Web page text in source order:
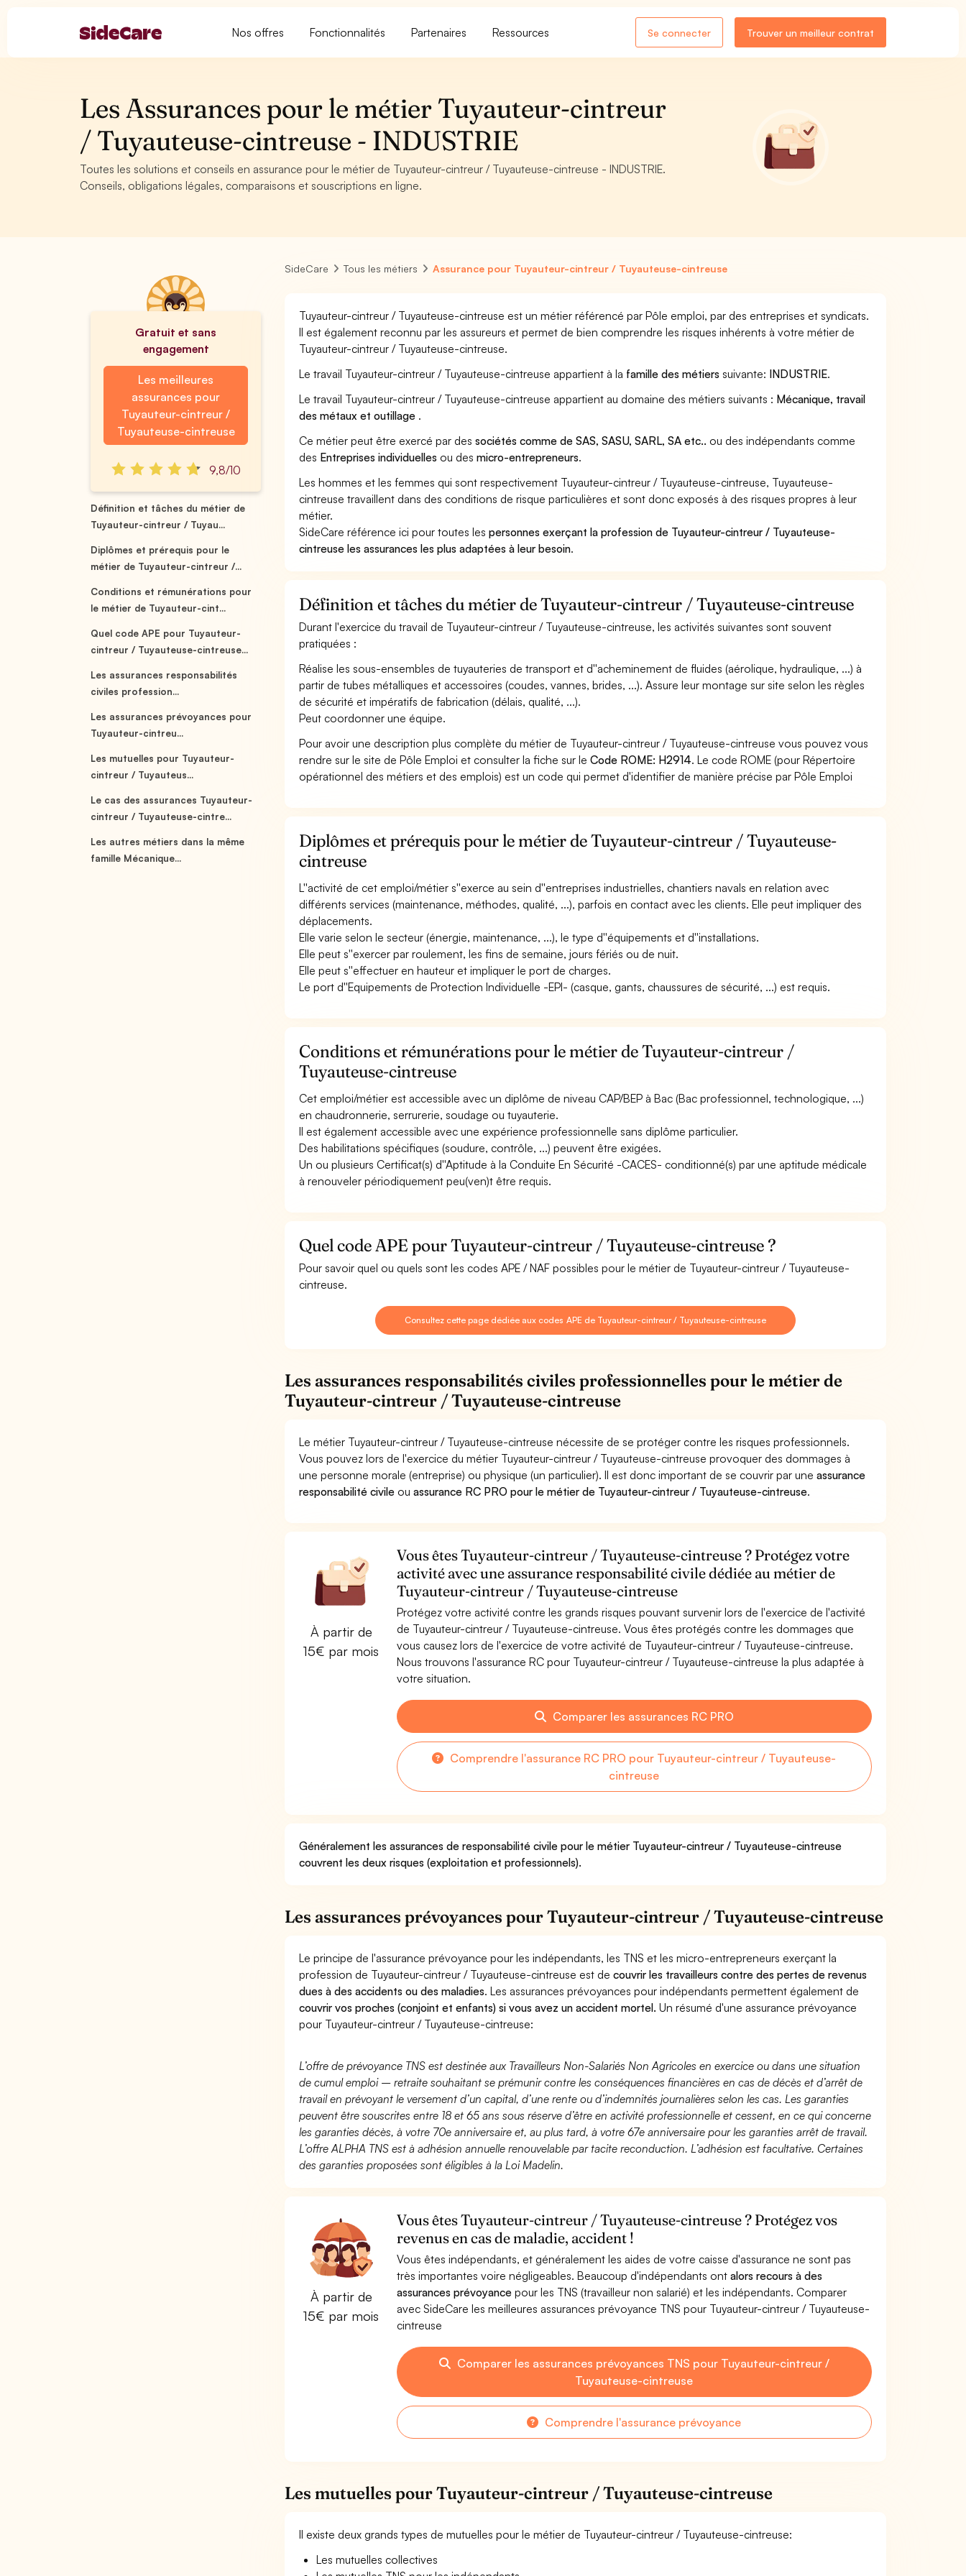
Nos offres Fonctionnalités Partenaires Ressources Se connecter Trouver un meilleur contrat
Les Assurances pour le métier Tuyauteur-cintreur
/ Tuyauteuse-cintreuse - INDUSTRIE
Toutes les solutions et conseils en assurance pour le métier de Tuyauteur-cintreur / Tuyauteuse-cintreuse - INDUSTRIE.
Conseils, obligations légales, comparaisons et souscriptions en ligne.
Gratuit et sans
engagement
Les meilleures
assurances pour
Tuyauteur-cintreur /
Tuyauteuse-cintreuse
9,8/10
Définition et tâches du métier de
Tuyauteur-cintreur / Tuyau...
Diplômes et prérequis pour le
métier de Tuyauteur-cintreur /...
Conditions et rémunérations pour
le métier de Tuyauteur-cint...
Quel code APE pour Tuyauteur-
cintreur / Tuyauteuse-cintreuse...
Les assurances responsabilités
civiles profession...
Les assurances prévoyances pour
Tuyauteur-cintreu...
Les mutuelles pour Tuyauteur-
cintreur / Tuyauteus...
Le cas des assurances Tuyauteur-
cintreur / Tuyauteuse-cintre...
Les autres métiers dans la même
famille Mécanique...
SideCare Tous les métiers Assurance pour Tuyauteur-cintreur / Tuyauteuse-cintreuse
Tuyauteur-cintreur / Tuyauteuse-cintreuse est un métier référencé par Pôle emploi, par des entreprises et syndicats.
Il est également reconnu par les assureurs et permet de bien comprendre les risques inhérents à votre métier de
Tuyauteur-cintreur / Tuyauteuse-cintreuse.
Le travail Tuyauteur-cintreur / Tuyauteuse-cintreuse appartient à la famille des métiers suivante: INDUSTRIE.
Le travail Tuyauteur-cintreur / Tuyauteuse-cintreuse appartient au domaine des métiers suivants : Mécanique, travail
des métaux et outillage .
Ce métier peut être exercé par dessociétés comme de SAS, SASU, SARL, SA etc.. ou des indépendants comme
des Entreprises individuelles ou desmicro-entrepreneurs.
Les hommes et les femmes qui sont respectivement Tuyauteur-cintreur / Tuyauteuse-cintreuse, Tuyauteuse-
cintreuse travaillent dans des conditions de risque particulières et sont donc exposés à des risques propres à leur
métier.
SideCare référence ici pour toutes lespersonnes exerçant la profession de Tuyauteur-cintreur / Tuyauteuse-
cintreuse les assurances les plus adaptées à leur besoin.
Définition et tâches du métier de Tuyauteur-cintreur / Tuyauteuse-cintreuse
Durant l'exercice du travail de Tuyauteur-cintreur / Tuyauteuse-cintreuse, les activités suivantes sont souvent
pratiquées :
Réalise les sous-ensembles de tuyauteries de transport et d''acheminement de fluides (aérolique, hydraulique, ...) à
partir de tubes métalliques et accessoires (coudes, vannes, brides, ...). Assure leur montage sur site selon les règles
de sécurité et impératifs de fabrication (délais, qualité, ...).
Peut coordonner une équipe.
Pour avoir une description plus complète du métier de Tuyauteur-cintreur / Tuyauteuse-cintreuse vous pouvez vous
rendre sur le site de Pôle Emploi et consulter la fiche sur leCode ROME: H2914. Le code ROME (pour Répertoire
opérationnel des métiers et des emplois) est un code qui permet d'identifier de manière précise par Pôle Emploi
Diplômes et prérequis pour le métier de Tuyauteur-cintreur / Tuyauteuse-
cintreuse
L''activité de cet emploi/métier s''exerce au sein d''entreprises industrielles, chantiers navals en relation avec
différents services (maintenance, méthodes, qualité, ...), parfois en contact avec les clients. Elle peut impliquer des
déplacements.
Elle varie selon le secteur (énergie, maintenance, ...), le type d''équipements et d''installations.
Elle peut s''exercer par roulement, les fins de semaine, jours fériés ou de nuit.
Elle peut s''effectuer en hauteur et impliquer le port de charges.
Le port d''Equipements de Protection Individuelle -EPI- (casque, gants, chaussures de sécurité, ...) est requis.
Conditions et rémunérations pour le métier de Tuyauteur-cintreur /
Tuyauteuse-cintreuse
Cet emploi/métier est accessible avec un diplôme de niveau CAP/BEP à Bac (Bac professionnel, technologique, ...)
en chaudronnerie, serrurerie, soudage ou tuyauterie.
Il est également accessible avec une expérience professionnelle sans diplôme particulier.
Des habilitations spécifiques (soudure, contrôle, ...) peuvent être exigées.
Un ou plusieurs Certificat(s) d''Aptitude à la Conduite En Sécurité -CACES- conditionné(s) par une aptitude médicale
à renouveler périodiquement peu(ven)t être requis.
Quel code APE pour Tuyauteur-cintreur / Tuyauteuse-cintreuse ?
Pour savoir quel ou quels sont les codes APE / NAF possibles pour le métier de Tuyauteur-cintreur / Tuyauteuse-
cintreuse.
Consultez cette page dédiée aux codes APE de Tuyauteur-cintreur / Tuyauteuse-cintreuse
Les assurances responsabilités civiles professionnelles pour le métier de
Tuyauteur-cintreur / Tuyauteuse-cintreuse
Le métier Tuyauteur-cintreur / Tuyauteuse-cintreuse nécessite de se protéger contre les risques professionnels.
Vous pouvez lors de l'exercice du métier Tuyauteur-cintreur / Tuyauteuse-cintreuse provoquer des dommages à
une personne morale (entreprise) ou physique (un particulier). Il est donc important de se couvrir par uneassurance
responsabilité civile ouassurance RC PRO pour le métier de Tuyauteur-cintreur / Tuyauteuse-cintreuse.
À partir de
15€ par mois
Vous êtes Tuyauteur-cintreur / Tuyauteuse-cintreuse ? Protégez votre
activité avec une assurance responsabilité civile dédiée au métier de
Tuyauteur-cintreur / Tuyauteuse-cintreuse
Protégez votre activité contre les grands risques pouvant survenir lors de l'exercice de l'activité
de Tuyauteur-cintreur / Tuyauteuse-cintreuse. Vous êtes protégés contre les dommages que
vous causez lors de l'exercice de votre activité de Tuyauteur-cintreur / Tuyauteuse-cintreuse.
Nous trouvons l'assurance RC pour Tuyauteur-cintreur / Tuyauteuse-cintreuse la plus adaptée à
votre situation.
Comparer les assurances RC PRO
Comprendre l'assurance RC PRO pour Tuyauteur-cintreur / Tuyauteuse-
cintreuse
Généralement les assurances de responsabilité civile pour le métier Tuyauteur-cintreur / Tuyauteuse-cintreuse
couvrent les deux risques (exploitation et professionnels).
Les assurances prévoyances pour Tuyauteur-cintreur / Tuyauteuse-cintreuse
Le principe de l'assurance prévoyance pour les indépendants, les TNS et les micro-entrepreneurs exerçant la
profession de Tuyauteur-cintreur / Tuyauteuse-cintreuse est decouvrir les travailleurs contre des pertes de revenus
dues à des accidents ou des maladies. Les assurances prévoyances pour indépendants permettent également de
couvrir vos proches (conjoint et enfants) si vous avez un accident mortel. Un résumé d'une assurance prévoyance
pour Tuyauteur-cintreur / Tuyauteuse-cintreuse:
L’offre de prévoyance TNS est destinée aux Travailleurs Non-Salariés Non Agricoles en exercice ou dans une situation
de cumul emploi – retraite souhaitant se prémunir contre les conséquences financières en cas de décès et d’arrêt de
travail en prévoyant le versement d’un capital, d’une rente ou d’indemnités journalières selon les cas. Les garanties
peuvent être souscrites entre 18 et 65 ans sous réserve d’être en activité professionnelle et cessent, en ce qui concerne
les garanties décès, à votre 70e anniversaire et, au plus tard, à votre 67e anniversaire pour les garanties arrêt de travail.
L’offre ALPHA TNS est à adhésion annuelle renouvelable par tacite reconduction. L’adhésion est facultative. Certaines
des garanties proposées sont éligibles à la Loi Madelin.
À partir de
15€ par mois
Vous êtes Tuyauteur-cintreur / Tuyauteuse-cintreuse ? Protégez vos
revenus en cas de maladie, accident !
Vous êtes indépendants, et généralement les aides de votre caisse d'assurance ne sont pas
très importantes voire négligeables. Beaucoup d'indépendants ont alors recours à des
assurances prévoyancepour les TNS (travailleur non salarié) et les indépendants. Comparer
avec SideCare les meilleures assurances prévoyance TNS pour Tuyauteur-cintreur / Tuyauteuse-
cintreuse
Comparer les assurances prévoyances TNS pour Tuyauteur-cintreur /
Tuyauteuse-cintreuse
Comprendre l'assurance prévoyance
Les mutuelles pour Tuyauteur-cintreur / Tuyauteuse-cintreuse
Il existe deux grands types de mutuelles pour le métier de Tuyauteur-cintreur / Tuyauteuse-cintreuse:
Les mutuelles collectives